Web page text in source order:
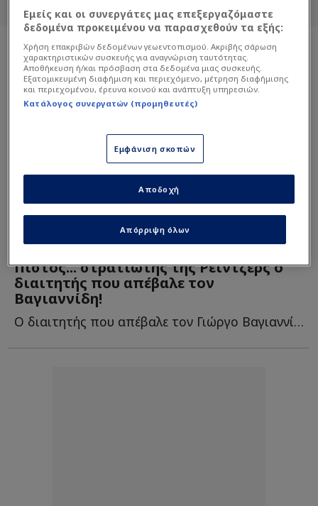
Champions League| 23/07/2025 - 21:02
Πιστός... στρατιώτης της Ρέιντζερς ο
διαιτητής που απέβαλε τον
Βαγιαννίδη!
Ο διαιτητής που απέβαλε τον Γιώργο Βαγιαννίδη έχει... β...
Εμείς και οι συνεργάτες μας επεξεργαζόμαστε
δεδομένα προκειμένου να παρασχεθούν τα εξής:
Χρήση επακριβών δεδομένων γεωεντοπισμού. Ακριβής σάρωση
χαρακτηριστικών συσκευής για αναγνώριση ταυτότητας.
Αποθήκευση ή/και πρόσβαση στα δεδομένα μιας συσκευής.
Εξατομικευμένη διαφήμιση και περιεχόμενο, μέτρηση διαφήμισης
και περιεχομένου, έρευνα κοινού και ανάπτυξη υπηρεσιών.
Κατάλογος συνεργατών (προμηθευτές)
Εμφάνιση σκοπών
Απόρριψη όλων
Αποδοχή